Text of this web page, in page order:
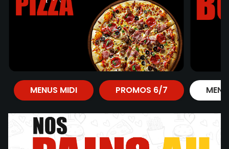
MENUS MIDI PROMOS 6/7